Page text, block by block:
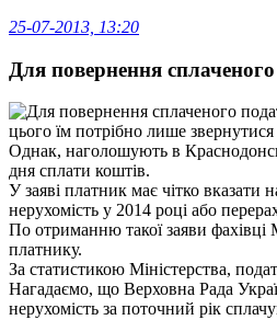
25-07-2013, 13:20
Для повернення
цього їм потрібно лише
Однак, наголошують в
дня сплати коштів.
У заяві платник має чітко
нерухомість у 2014 році або
По отриманню такої заяви фахівці
платнику.
За статистикою Міністерства,
Нагадаємо, що Верховна Рада
нерухомість за поточний рік